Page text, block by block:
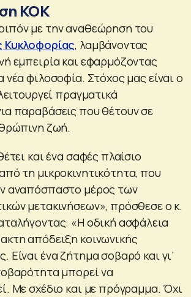
ΚΟΚ
με την αναθεώρηση του
Κυκλοφορίας, λαμβάνοντας
εμπειρία και εφαρμόζοντας
φιλοσοφία. Στόχος μας είναι ο
πραγματικά
παραβάσεις που θέτουν σε
ζωή.
και ένα σαφές πλαίσιο
τη μικροκινητικότητα, που
αναπόσπαστο μέρος των
μετακινήσεων», πρόσθεσε ο κ.
«Η οδική ασφάλεια
απόδειξη κοινωνικής
Είναι ένα ζήτημα σοβαρό και γι’
μπορεί να
Με σχέδιο και με πρόγραμμα. Όχι